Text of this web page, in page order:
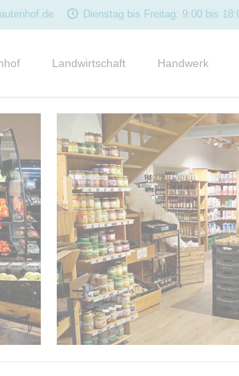
Dienstag bis Freitag: 9:00 bis
Landwirtschaft
Tierhaltung
Schweine
Rinder
Schafe
Weidehähnchen
Legehennen
Handwerk
Bäckerei